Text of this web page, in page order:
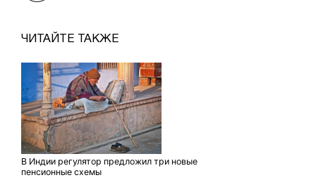
ЧИТАЙТЕ ТАКЖЕ
В Индии регулятор предложил три новые
пенсионные схемы